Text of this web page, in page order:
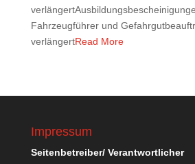
Fahrzeugführer und
verlängertRead More
Impressum
Seitenbetreiber/ Verantwortlicher